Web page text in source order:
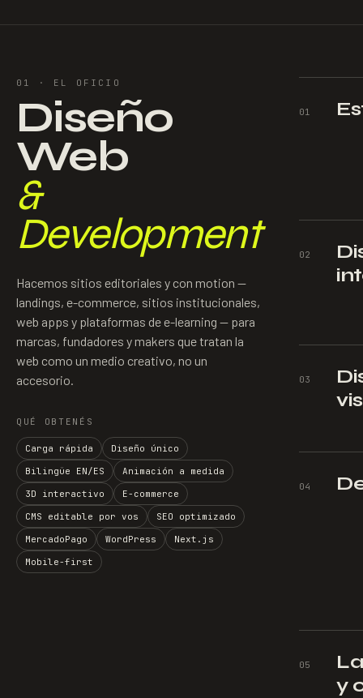
01 · EL OFICIO
Diseño
Web
&
Development
Hacemos sitios editoriales y con motion —
landings, e-commerce, sitios institucionales,
web apps y plataformas de e-learning — para
marcas, fundadores y makers que tratan la
web como un medio creativo, no un
accesorio.
QUÉ OBTENÉS
Carga rápida
Diseño único
Bilingüe EN/ES
Animación a medida
3D interactivo
E-commerce
CMS editable por vos
SEO optimizado
MercadoPago
WordPress
Next.js
Mobile-first
01
02
03
04
05
y